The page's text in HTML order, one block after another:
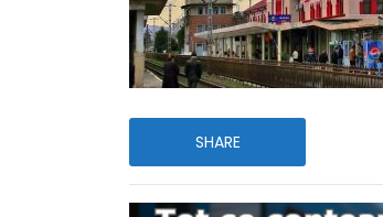
SHARE